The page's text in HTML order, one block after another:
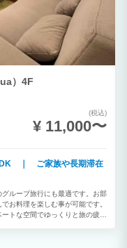
）4F
(税込)
¥ 11,000〜
2DK ｜ ご家族や長期滞在
ループ旅行にも最適です。お部
お料理を楽しむ事が可能です。
トな空間でゆっくりと旅の疲れ